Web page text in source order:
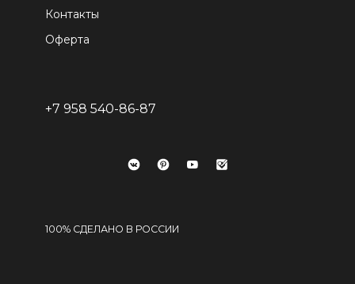
Контакты
Оферта
+7 958 540-86-87
100% СДЕЛАНО В РОССИИ